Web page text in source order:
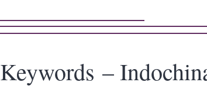
Keywords –